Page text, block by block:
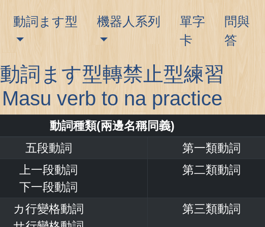
動詞ます型 機器人系列
單字
卡
問與
答
動詞ます型轉禁止型練習
Masu verb to na practice
動詞種類(兩邊名稱同義)
五段動詞
第一類動詞
上一段動詞
下一段動詞
第二類動詞
カ行變格動詞
第三類動詞